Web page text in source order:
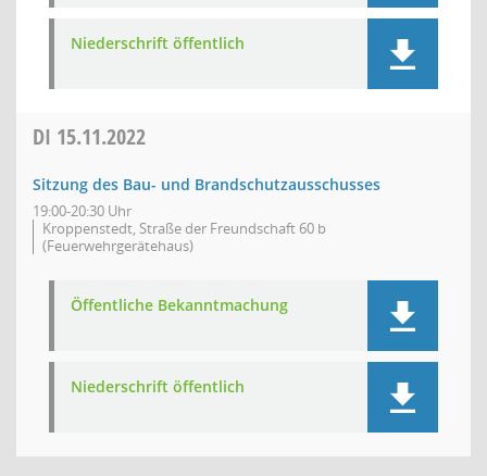
Niederschrift öffentlich
DI 15.11.2022
Sitzung des Bau- und Brandschutzausschusses
19:00-20:30 Uhr
Kroppenstedt, Straße der Freundschaft 60 b
(Feuerwehrgerätehaus)
Öffentliche Bekanntmachung
Niederschrift öffentlich